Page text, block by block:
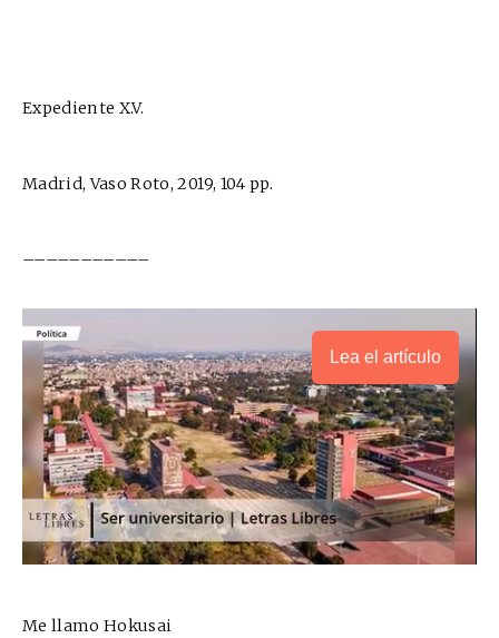
Expediente X.V.
Madrid, Vaso Roto, 2019, 104 pp.
–––––––––––
Lea el artículo
Me llamo Hokusai